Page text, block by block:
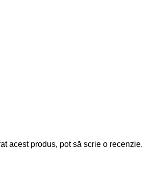
acest produs, pot să scrie o recenzie.